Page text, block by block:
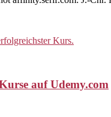
auf Udemy.com